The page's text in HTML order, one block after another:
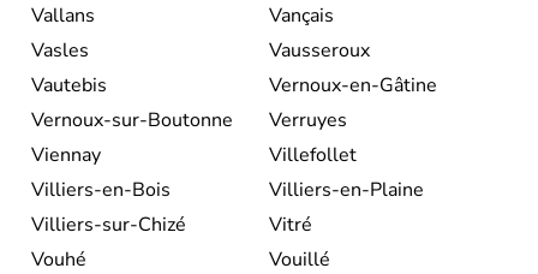
Vallans
Vançais
Vasles
Vausseroux
Vautebis
Vernoux-en-Gâtine
Vernoux-sur-Boutonne
Verruyes
Viennay
Villefollet
Villiers-en-Bois
Villiers-en-Plaine
Villiers-sur-Chizé
Vitré
Vouhé
Vouillé